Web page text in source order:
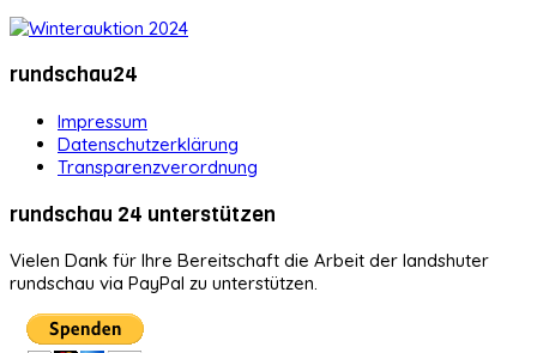
rundschau24
Impressum
Datenschutzerklärung
Transparenzverordnung
rundschau 24 unterstützen
Vielen Dank für Ihre Bereitschaft die Arbeit der landshuter
rundschau via PayPal zu unterstützen.